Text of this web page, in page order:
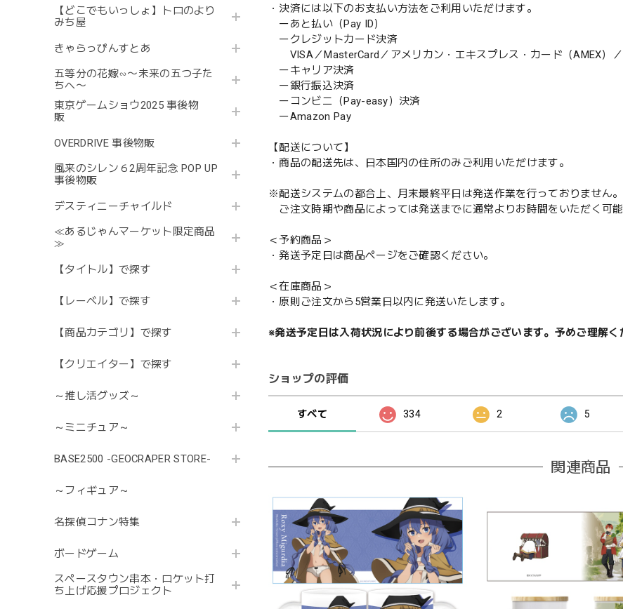
【どこでもいっしょ】トロのより
みち屋
きゃらっぴんすとあ
五等分の花嫁∽〜未来の五つ子た
ちへ〜
東京ゲームショウ2025 事後物
販
OVERDRIVE 事後物販
風来のシレン６2周年記念 POP UP
事後物販
デスティニーチャイルド
≪あるじゃんマーケット限定商品
≫
【タイトル】で探す
【レーベル】で探す
【商品カテゴリ】で探す
【クリエイター】で探す
～推し活グッズ～
～ミニチュア～
BASE2500 -GEOCRAPER STORE-
～フィギュア～
名探偵コナン特集
ボードゲーム
スペースタウン串本・ロケット打
ち上げ応援プロジェクト
・決済には以下のお支払い方法をご利用いただけます。
ーあと払い（Pay ID）
ークレジットカード決済
VISA／MasterCard／アメリカン・エキスプレス・カード（AMEX）／
ーキャリア決済
ー銀行振込決済
ーコンビニ（Pay-easy）決済
ーAmazon Pay
【配送について】
・商品の配送先は、日本国内の住所のみご利用いただけます。
※配送システムの都合上、月末最終平日は発送作業を行っておりません。
ご注文時期や商品によっては発送までに通常よりお時間をいただく可能
＜予約商品＞
・発送予定日は商品ページをご確認ください。
＜在庫商品＞
・原則ご注文から5営業日以内に発送いたします。
※発送予定日は入荷状況により前後する場合がございます。予めご理解く
ショップの評価
すべて 334 2 5
関連商品